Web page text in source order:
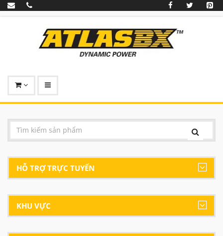
HỖ TRỢ TRỰC TUYẾN
KHU VỰC